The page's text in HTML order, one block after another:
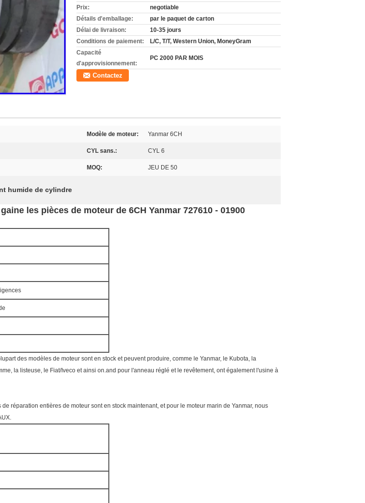
Prix:
negotiable
Détails d'emballage:
par le paquet de carton
Délai de livraison:
10-35 jours
Conditions de paiement:
L/C, T/T, Western Union, MoneyGram
Capacité
d'approvisionnement:
PC 2000 PAR MOIS
Contactez
Modèle de moteur: Yanmar 6CH
CYL sans.: CYL 6
MOQ: JEU DE 50
humide de cylindre
les pièces de moteur de 6CH Yanmar 727610 - 01900
des modèles de moteur sont en stock et peuvent produire, comme le Yanmar, le Kubota, la
la listeuse, le Fiat/Iveco et ainsi on.and pour l'anneau réglé et le revêtement, ont également l'usine à
réparation entières de moteur sont en stock maintenant, et pour le moteur marin de Yanmar, nous